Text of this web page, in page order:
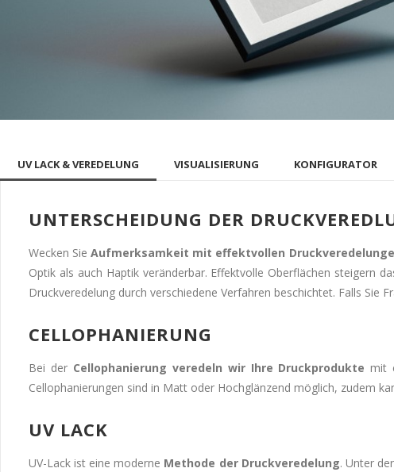
UV LACK & VEREDELUNG VISUALISIERUNG KONFIGURATOR
UNTERSCHEIDUNG DER
Wecken SieAufmerksamkeit mit effektvollen
Optik als auch Haptik veränderbar. Effektvolle Oberflächen steigern
Druckveredelung durch verschiedene Verfahren beschichtet. Falls Sie
CELLOPHANIERUNG
Bei der Cellophanierung veredeln wir Ihre Druckprodukte mit
Cellophanierungen sind in Matt oder Hochglänzend möglich, zudem
UV LACK
UV-Lack ist eine moderne Methode der Druckveredelung. Unter